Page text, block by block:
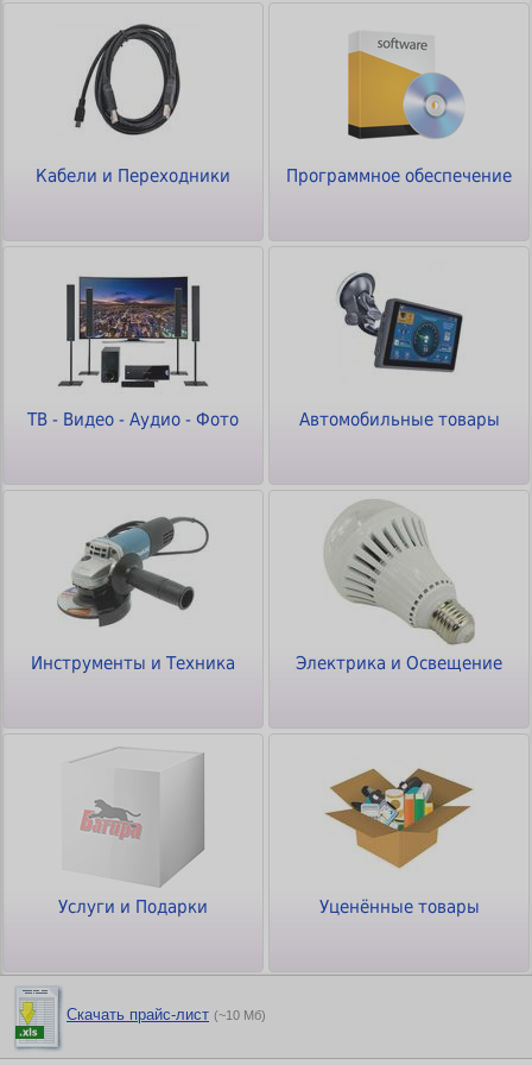
Кабели и Переходники Программное обеспечение
ТВ - Видео - Аудио - Фото Автомобильные товары
Инструменты и Техника Электрика и Освещение
Услуги и Подарки Уценённые товары
Скачать прайс-лист (~10 Мб)